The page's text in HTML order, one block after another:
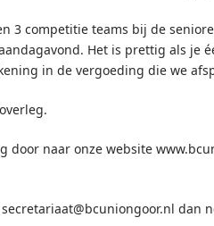
3 competitie teams bij de
Het is prettig als je
in de vergoeding die we
door naar onze website
dan